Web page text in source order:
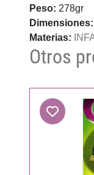
Peso: 278gr
Dimensiones:
Materias:
Otros